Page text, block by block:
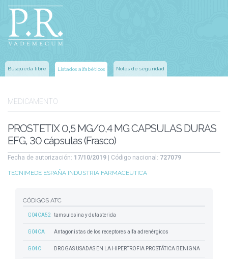
Búsqueda libre Listados alfabéticos Notas de seguridad
MEDICAMENTO
PROSTETIX 0,5 MG/0,4 MG CAPSULAS DURAS
EFG, 30 cápsulas (Frasco)
Fecha de autorización: 17/10/2019 | Código nacional: 727079
TECNIMEDE ESPAÑA INDUSTRIA FARMACEUTICA
CÓDIGOS ATC
G04CA52 tamsulosina y dutasterida
G04CA Antagonistas de los receptores alfa adrenérgicos
G04C DROGAS USADAS EN LA HIPERTROFIA PROSTÁTICA BENIGNA